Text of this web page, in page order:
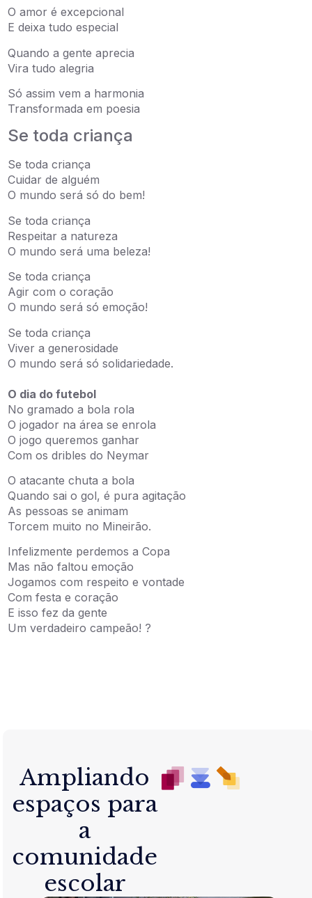
O amor é excepcional
E deixa tudo especial
Quando a gente aprecia
Vira tudo alegria
Só assim vem a harmonia
Transformada em poesia
Se toda criança
Se toda criança
Cuidar de alguém
O mundo será só do bem!
Se toda criança
Respeitar a natureza
O mundo será uma beleza!
Se toda criança
Agir com o coração
O mundo será só emoção!
Se toda criança
Viver a generosidade
O mundo será só solidariedade.
O dia do futebol
No gramado a bola rola
O jogador na área se enrola
O jogo queremos ganhar
Com os dribles do Neymar
O atacante chuta a bola
Quando sai o gol, é pura agitação
As pessoas se animam
Torcem muito no Mineirão.
Infelizmente perdemos a Copa
Mas não faltou emoção
Jogamos com respeito e vontade
Com festa e coração
E isso fez da gente
Um verdadeiro campeão! ?
Ampliando
espaços para
a
comunidade
escolar